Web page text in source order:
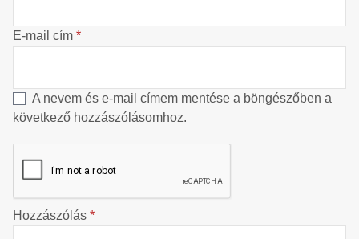
E-mail cím *
A nevem és e-mail címem mentése a böngészőben a
következő hozzászólásomhoz.
Hozzászólás *